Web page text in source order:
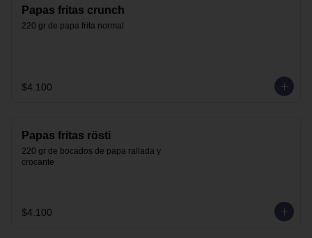
Papas fritas crunch
220 gr de papa frita normal
$4.100
Papas fritas rösti
220 gr de bocados de papa rallada y
crocante
$4.100